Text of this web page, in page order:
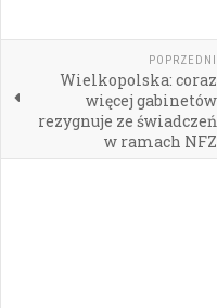
POPRZEDNI
Wielkopolska: coraz
więcej gabinetów
rezygnuje ze świadczeń
w ramach NFZ